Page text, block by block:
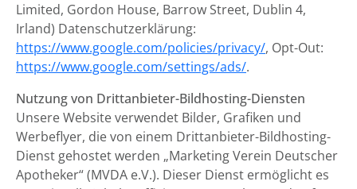
Limited, Gordon House, Barrow Street, Dublin 4,
Irland) Datenschutzerklärung:
https://www.google.com/policies/privacy/, Opt-Out:
https://www.google.com/settings/ads/.
Nutzung von Drittanbieter-Bildhosting-Diensten
Unsere Website verwendet Bilder, Grafiken und
Werbeflyer, die von einem Drittanbieter-Bildhosting-
Dienst gehostet werden „Marketing Verein Deutscher
Apotheker“ (MVDA e.V.). Dieser Dienst ermöglicht es